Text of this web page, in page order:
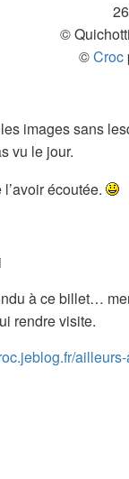
©
©Croc
images sans
vu le jour.
écoutée.
à ce billet…
rendre visite.